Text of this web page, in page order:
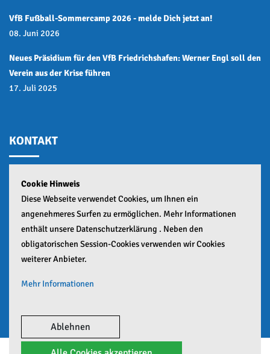
VfB Fußball-Sommercamp 2026 - melde Dich jetzt an!
08. Juni 2026
Neues Präsidium für den VfB Friedrichshafen: Werner Engl soll den
Verein aus der Krise führen
17. Juli 2025
KONTAKT
88045 Friedrichshafen
+49 (0)7541 55441
info(at)vfb-friedrichshafen.de
Cookie Hinweis
Diese Webseite verwendet Cookies, um Ihnen ein
angenehmeres Surfen zu ermöglichen. Mehr Informationen
enthält unsere Datenschutzerklärung . Neben den
obligatorischen Session-Cookies verwenden wir Cookies
weiterer Anbieter.
Mehr Informationen
Ablehnen